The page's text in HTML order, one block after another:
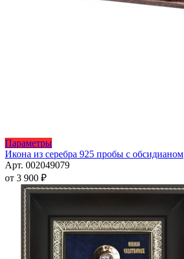
ПараметрыЭтот
товар
имеет
вариаций.
выбрать
на
странице
товара.
Икона из серебра 925 пробы с обсидианом
Арт. 002049079
от 3 900 ₽